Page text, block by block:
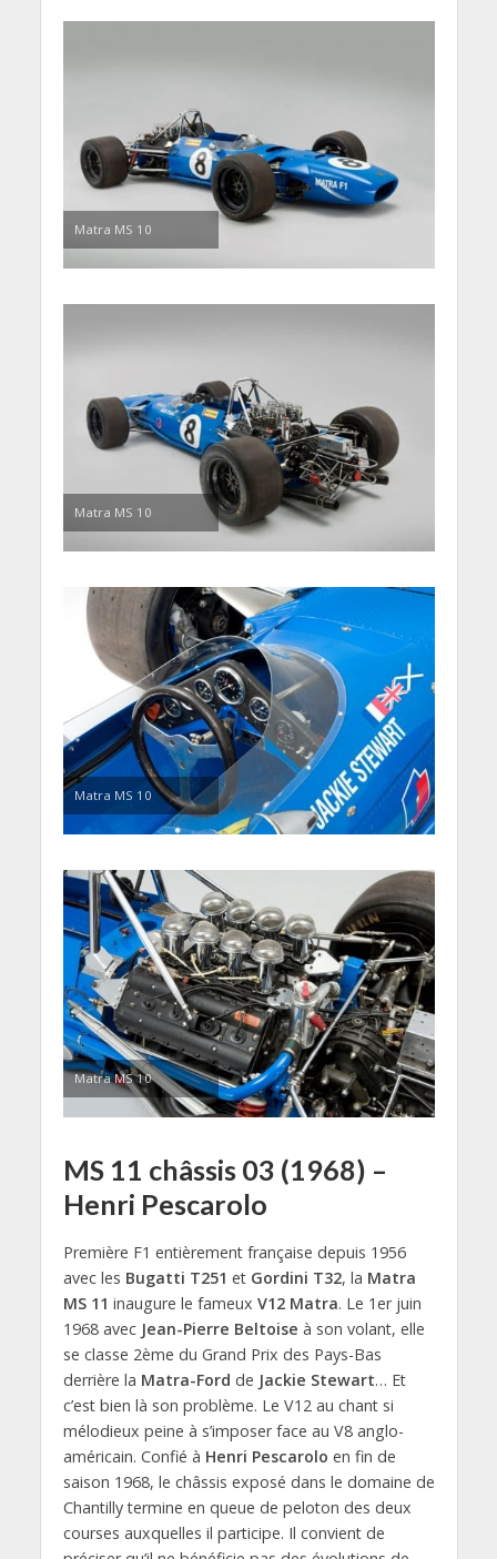
Matra MS 10
Matra MS 10
Matra MS 10
Matra MS 10
MS 11 châssis 03 (1968) –
Henri Pescarolo
Première F1 entièrement française depuis 1956
avec les Bugatti T251 et Gordini T32, la Matra
MS 11 inaugure le fameux V12 Matra. Le 1er juin
1968 avec Jean-Pierre Beltoise à son volant, elle
se classe 2ème du Grand Prix des Pays-Bas
derrière la Matra-Ford de Jackie Stewart… Et
c’est bien là son problème. Le V12 au chant si
mélodieux peine à s’imposer face au V8 anglo-
américain. Confié à Henri Pescarolo en fin de
saison 1968, le châssis exposé dans le domaine de
Chantilly termine en queue de peloton des deux
courses auxquelles il participe. Il convient de